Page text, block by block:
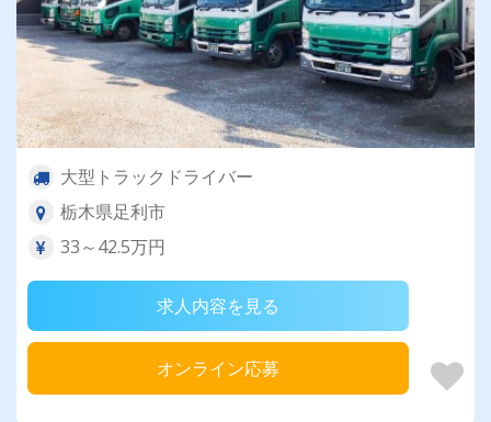
大型トラックドライバー
栃木県足利市
33～42.5万円
求人内容を見る
オンライン応募